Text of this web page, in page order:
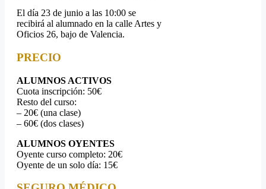
El día 23 de junio a las 10:00 se
recibirá al alumnado en la calle Artes y
Oficios 26, bajo de Valencia.
PRECIO
ALUMNOS ACTIVOS
Cuota inscripción: 50€
Resto del curso:
– 20€ (una clase)
– 60€ (dos clases)
ALUMNOS OYENTES
Oyente curso completo: 20€
Oyente de un solo día: 15€